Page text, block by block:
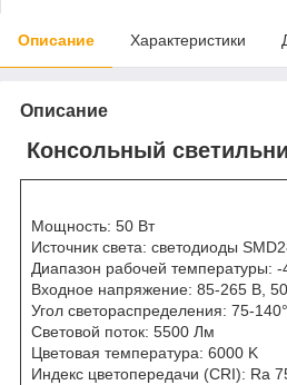
Описание Характеристики
Описание
Консольный
Мощность: 50 Вт
Источник света: светодиоды
Диапазон рабочей температуры: -
Входное напряжение: 85-265 В,
Угол светораспределения: 75-140°
Световой поток: 5500 Лм
Цветовая температура: 6000 K
Индекс цветопередачи (CRI): Ra